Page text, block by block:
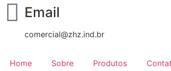
Email
comercial@zhz.ind.br
Home Sobre Produtos